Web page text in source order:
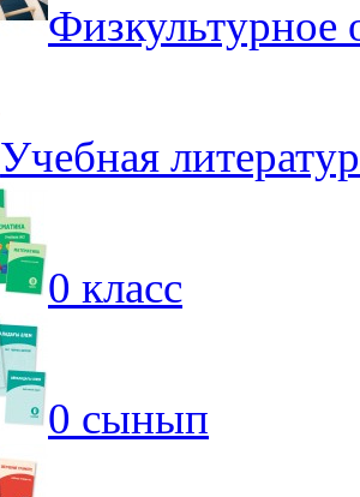
Физкультурное
Учебная
0 класс
0 сынып